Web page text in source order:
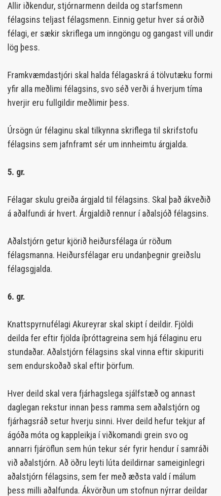
Allir iðkendur, stjórnarmenn deilda og starfsmenn
félagsins teljast félagsmenn. Einnig getur hver sá orðið
félagi, er sækir skriflega um inngöngu og gangast vill undir
lög þess.
Framkvæmdastjóri skal halda félagaskrá á tölvutæku formi
yfir alla meðlimi félagsins, svo séð verði á hverjum tíma
hverjir eru fullgildir meðlimir þess.
Úrsögn úr félaginu skal tilkynna skriflega til skrifstofu
félagsins sem jafnframt sér um innheimtu árgjalda.
5. gr.
Félagar skulu greiða árgjald til félagsins. Skal það ákveðið
á aðalfundi ár hvert. Árgjaldið rennur í aðalsjóð félagsins.
Aðalstjórn getur kjörið heiðursfélaga úr röðum
félagsmanna. Heiðursfélagar eru undanþegnir greiðslu
félagsgjalda.
6. gr.
Knattspyrnufélagi Akureyrar skal skipt í deildir. Fjöldi
deilda fer eftir fjölda íþróttagreina sem hjá félaginu eru
stundaðar. Aðalstjórn félagsins skal vinna eftir skipuriti
sem endurskoðað skal eftir þörfum.
Hver deild skal vera fjárhagslega sjálfstæð og annast
daglegan rekstur innan þess ramma sem aðalstjórn og
fjárhagsráð setur hverju sinni. Hver deild hefur tekjur af
ágóða móta og kappleikja í viðkomandi grein svo og
annarri fjáröflun sem hún tekur sér fyrir hendur í samráði
við aðalstjórn. Að öðru leyti lúta deildirnar sameiginlegri
aðalstjórn félagsins, sem fer með æðsta vald í málum
þess milli aðalfunda. Ákvörðun um stofnun nýrrar deildar